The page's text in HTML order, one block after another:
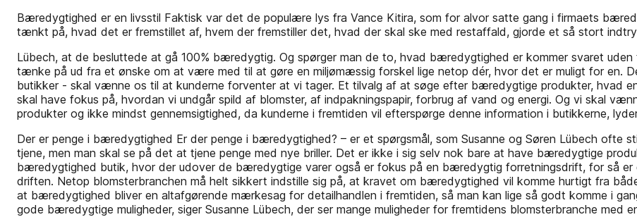
Bæredygtighed er en livsstil Faktisk var det de populære lys fra Vance Kitira, som for alvor satte gang i firmaets
tænkt på, hvad det er fremstillet af, hvem der fremstiller det, hvad der skal ske med restaffald, gjorde et så stort
Lübech, at de besluttede at gå 100% bæredygtig. Og spørger man de to, hvad bæredygtighed er kommer svaret
tænke på ud fra et ønske om at være med til at gøre en miljømæssig forskel lige netop dér, hvor det er muligt for en.
butikker - skal vænne os til at kunderne forventer at vi tager. Et tilvalg af at søge efter bæredygtige produkter, hvad
skal have fokus på, hvordan vi undgår spild af blomster, af indpakningspapir, forbrug af vand og energi. Og vi skal
produkter og ikke mindst gennemsigtighed, da kunderne i fremtiden vil efterspørge denne information i butikkerne,
Der er penge i bæredygtighed Er der penge i bæredygtighed? – er et spørgsmål, som Susanne og Søren Lübech ofte
tjene, men man skal se på det at tjene penge med nye briller. Det er ikke i sig selv nok bare at have bæredygtige
bæredygtighed butik, hvor der udover de bæredygtige varer også er fokus på en bæredygtig forretningsdrift, for så er
driften. Netop blomsterbranchen må helt sikkert indstille sig på, at kravet om bæredygtighed vil komme hurtigt fra
at bæredygtighed bliver en altafgørende mærkesag for detailhandlen i fremtiden, så man kan lige så godt komme i
gode bæredygtige muligheder, siger Susanne Lübech, der ser mange muligheder for fremtidens blomsterbranche med